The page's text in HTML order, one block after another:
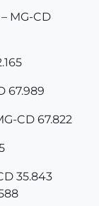
MG-CD
67.989
CD 67.822
35.843